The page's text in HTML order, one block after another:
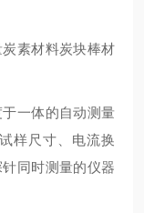
素材料炭块棒材
一体的自动测量
样尺寸、电流换
同时测量的仪器